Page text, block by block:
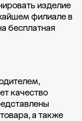
изделие
филиале в
бесплатная
качество
а также